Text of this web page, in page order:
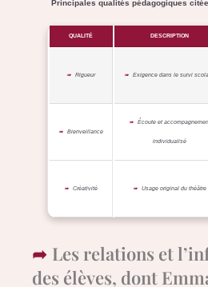
Principales qualités pédagogiques
QUALITÉ DESCRIPTION
Rigueur Exigence dans le suivi
Bienveillance
Écoute et
individualisé
Créativité Usage original du théâtre
Les relations et
des élèves, dont